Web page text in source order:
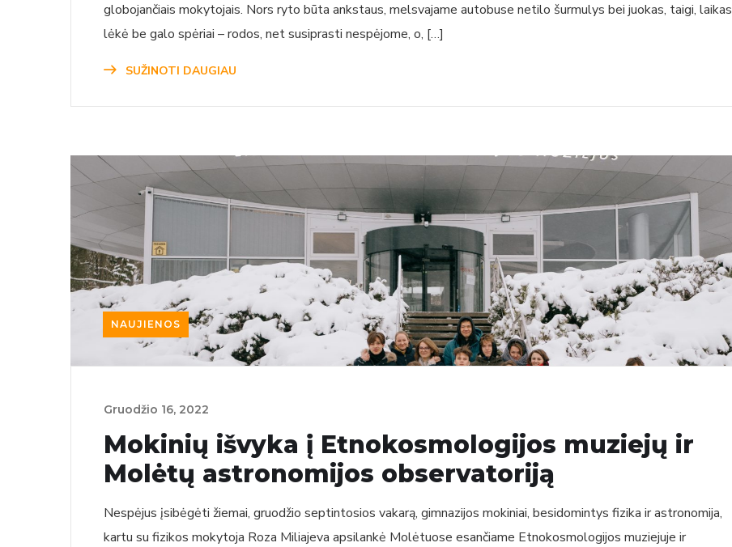
globojančiais mokytojais. Nors ryto būta ankstaus, melsvajame autobuse netilo šurmulys bei juokas, taigi, laikas
lėkė be galo spėriai – rodos, net susiprasti nespėjome, o, […]
SUŽINOTI DAUGIAU
NAUJIENOS
Gruodžio‏‏‎ ‎16‎‎‏‏‎, 2022
Mokinių išvyka į Etnokosmologijos muziejų ir
Molėtų astronomijos observatoriją
Nespėjus įsibėgėti žiemai, gruodžio septintosios vakarą, gimnazijos mokiniai, besidomintys fizika ir astronomija,
kartu su fizikos mokytoja Roza Miliajeva apsilankė Molėtuose esančiame Etnokosmologijos muziejuje ir